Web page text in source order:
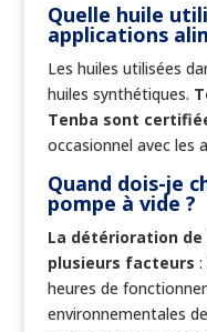
Quelle huile
applications
Les huiles utilisées
huiles synthétiques.
Tenba sont
occasionnel avec les
Quand dois-je
pompe à vide ?
La détérioration de
plusieurs facteurs :
heures de
environnementales